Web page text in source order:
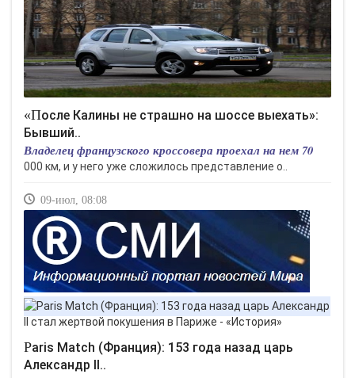
«После Калины не страшно на шоссе выехать»:
Бывший..
Владелец французского кроссовера проехал на нем 70
000 км, и у него уже сложилось представление о..
09-июл, 08:08
Paris Match (Франция): 153 года назад царь
Александр II..